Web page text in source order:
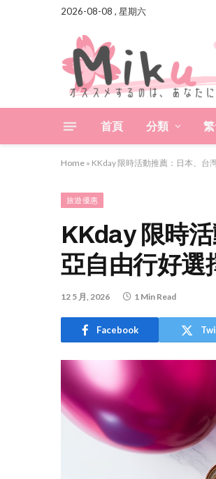
2026-08-08 , 星期六
首頁 分類
Home » KKday 限時活動推薦：日本、台
旅遊優惠
KKday 限時
亞自由行好選
12 5 月, 2026 1 Min Read
Facebook